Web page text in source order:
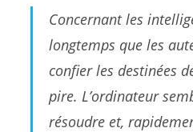
Concernant les
longtemps que les
confier les destinées
pire. L’ordinateur
résoudre et,